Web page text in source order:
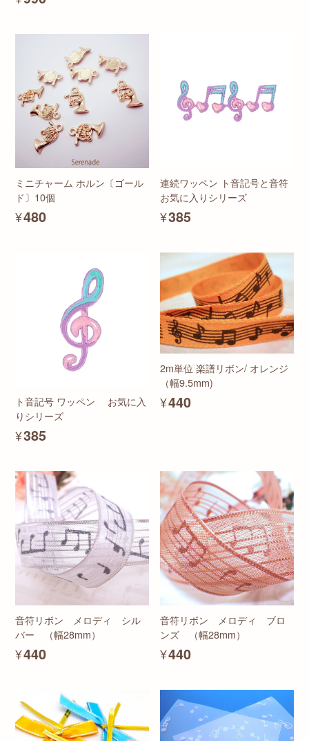
ミニチャーム ホルン〔ゴール
ド〕10個
¥480
連続ワッペン ト音記号と音符
お気に入りシリーズ
¥385
ト音記号 ワッペン お気に入
りシリーズ
¥385
2m単位 楽譜リボン/ オレンジ
（幅9.5mm)
¥440
音符リボン メロディ シル
バー （幅28mm）
¥440
音符リボン メロディ ブロ
ンズ （幅28mm）
¥440